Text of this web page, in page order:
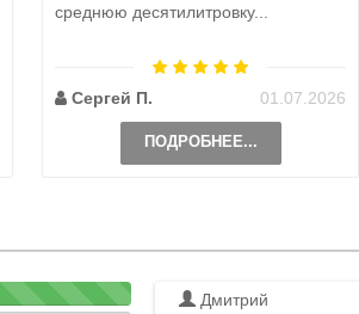
среднюю десятилитровку...
Сергей П. 01.07.2026
ПОДРОБНЕЕ...
Дмитрий